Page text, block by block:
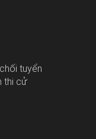
tuyển
thi cử